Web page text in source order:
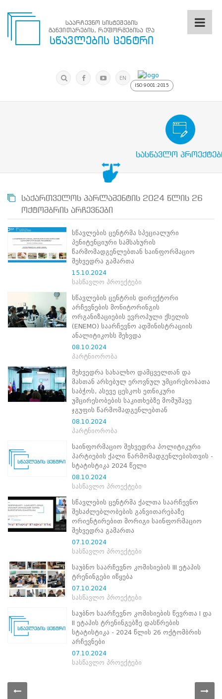
საარჩევნო
სისტემების
შესახებ
სტრუქტურული
ნორმატიული
ბაზა
სტრატეგიული
გეგმა
სამოქმედო
რისკების
მართვის
გეგმა
მემორანდუმი
მიღწევები
ხარისხის
პოლიტიკა
პროექტები
სერტიფიცირება
პარტნიორობა
ამომრჩევლებისთვის
საარჩევნო
არჩევნების
მიხედვით
საარჩევნო სისტემების
განვითარების, რეფორმებისა და
სწავლების ცენტრი
ძიება
მოძებნა EN
ISO 9001:2015
სასწავლო
საარჩევნო/სამოქალაქო
საქართველოს პარლამენტის 2024 წლის 26
ოქტომბრის არჩევნები
სწავლების ცენტრმა სპეციალური
პენიტენციური სამსახურის
წარმომადგენლებთან საინფორმაციო
შეხვედრა გამართა
15.10.2024
სასწავლო პროექტები
სწავლების ცენტრის დირექტორი
არჩევნების მონიტორინგის
ორგანიზაციების ევროპული ქსელის
(ENEMO) საარჩევნო ადმინისტრაციის
ანალიტიკოსს შეხვდა
08.10.2024
პარტნიორობა
შეხვედრა სახალხო დამცველთან და
მასთან არსებულ ეროვნულ უმცირესობათა
საბჭოს, ასევე ცესკოს ეთნიკური
უმცირესობების საკითხებზე მომუშავე
ჯგუფის წარმომადგენლებთან
08.10.2024
პარტნიორობა
საინფორმაციო შეხვედრა პოლიტიკური
პარტიების ქალი წარმომადგენლებისთვის -
სტატისტიკა 2024 წელი
08.10.2024
სასწავლო პროექტები
სწავლების ცენტრმა ქალთა საარჩევნო
შესაძლებლობების განვითარებაზე
ორიენტირებით მორიგი საინფორმაციო
შეხვედრა გამართა
07.10.2024
სასწავლო პროექტები
საუბნო საარჩევნო კომისიების III ეტაპის
ტრენინგები იწყება
07.10.2024
სასწავლო პროექტები
საუბნო საარჩევნო კომისიების წევრთა I და
II ეტაპის ტრენინგებზე დასწრების
სტატისტიკა - 2024 წლის 26 ოქტომბრის
არჩევნები
07.10.2024
სასწავლო პროექტები